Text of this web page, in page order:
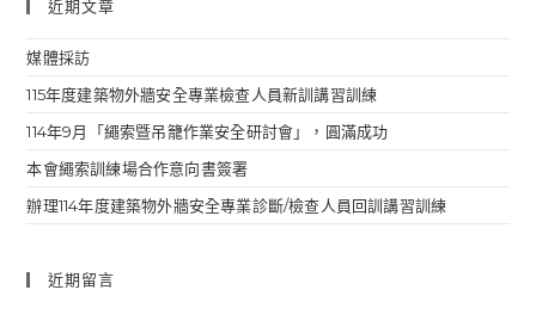
近期文章
媒體採訪
115年度建築物外牆安全專業檢查人員新訓講習訓練
114年9月「繩索曁吊籠作業安全研討會」，圓滿成功
本會繩索訓練場合作意向書簽署
辦理114年度建築物外牆安全專業診斷/檢查人員回訓講習訓練
近期留言